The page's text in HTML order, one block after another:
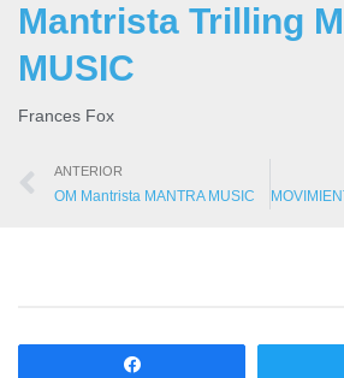
Mantrista Trilling
MUSIC
Frances Fox
ANTERIOR
OM Mantrista MANTRA MUSIC